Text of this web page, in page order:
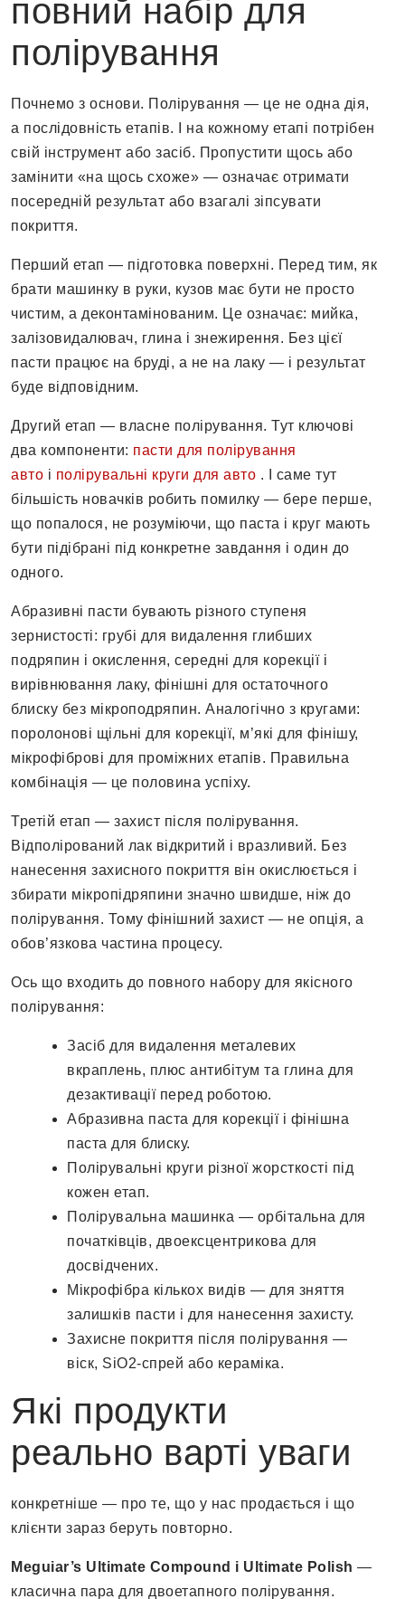
повний набір для
полірування
Почнемо з основи. Полірування — це не одна дія,
а послідовність етапів. І на кожному етапі потрібен
свій інструмент або засіб. Пропустити щось або
замінити «на щось схоже» — означає отримати
посередній результат або взагалі зіпсувати
покриття.
Перший етап — підготовка поверхні. Перед тим, як
брати машинку в руки, кузов має бути не просто
чистим, а деконтамінованим. Це означає: мийка,
залізовидалювач, глина і знежирення. Без цієї
пасти працює на бруді, а не на лаку — і результат
буде відповідним.
Другий етап — власне полірування. Тут ключові
два компоненти: пасти для полірування
авто і полірувальні круги для авто . І саме тут
більшість новачків робить помилку — бере перше,
що попалося, не розуміючи, що паста і круг мають
бути підібрані під конкретне завдання і один до
одного.
Абразивні пасти бувають різного ступеня
зернистості: грубі для видалення глибших
подряпин і окислення, середні для корекції і
вирівнювання лаку, фінішні для остаточного
блиску без мікроподряпин. Аналогічно з кругами:
поролонові щільні для корекції, м’які для фінішу,
мікрофіброві для проміжних етапів. Правильна
комбінація — це половина успіху.
Третій етап — захист після полірування.
Відполірований лак відкритий і вразливий. Без
нанесення захисного покриття він окислюється і
збирати мікропідряпини значно швидше, ніж до
полірування. Тому фінішний захист — не опція, а
обов’язкова частина процесу.
Ось що входить до повного набору для якісного
полірування:
Засіб для видалення металевих
вкраплень, плюс антибітум та глина для
дезактивації перед роботою.
Абразивна паста для корекції і фінішна
паста для блиску.
Полірувальні круги різної жорсткості під
кожен етап.
Полірувальна машинка — орбітальна для
початківців, двоексцентрикова для
досвідчених.
Мікрофібра кількох видів — для зняття
залишків пасти і для нанесення захисту.
Захисне покриття після полірування —
віск, SiO2-спрей або кераміка.
Які продукти
реально варті уваги
конкретніше — про те, що у нас продається і що
клієнти зараз беруть повторно.
Meguiar’s Ultimate Compound і Ultimate Polish —
класична пара для двоетапного полірування.